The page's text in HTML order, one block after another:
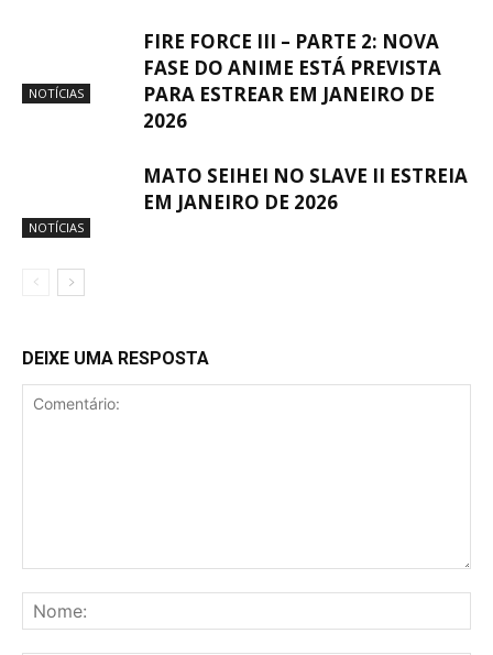
NOTÍCIAS
FIRE FORCE III – PARTE 2: NOVA
FASE DO ANIME ESTÁ PREVISTA
PARA ESTREAR EM JANEIRO DE
2026
NOTÍCIAS
MATO SEIHEI NO SLAVE II ESTREIA
EM JANEIRO DE 2026
DEIXE UMA RESPOSTA